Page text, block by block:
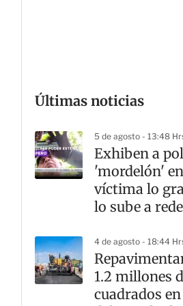
Últimas noticias
5 de agosto - 13:48
Exhiben a
'mordelón'
víctima lo
lo sube a
4 de agosto - 18:44
1.2 millones
cuadrados